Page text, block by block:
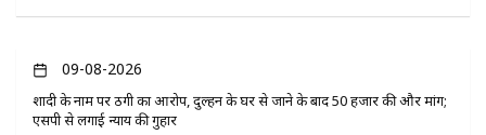
09-08-2026
शादी के नाम पर ठगी का आरोप, दुल्हन के घर से जाने के बाद 50 हजार की और मांग;
एसपी से लगाई न्याय की गुहार